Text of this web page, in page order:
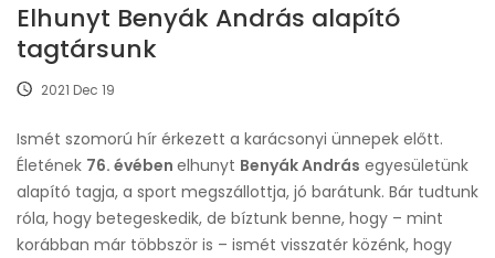
Elhunyt Benyák András alapító
tagtársunk
2021 Dec 19
Ismét szomorú hír érkezett a karácsonyi ünnepek előtt.
Életének 76. évében elhunyt Benyák András egyesületünk
alapító tagja, a sport megszállottja, jó barátunk. Bár tudtunk
róla, hogy betegeskedik, de bíztunk benne, hogy – mint
korábban már többször is – ismét visszatér közénk, hogy